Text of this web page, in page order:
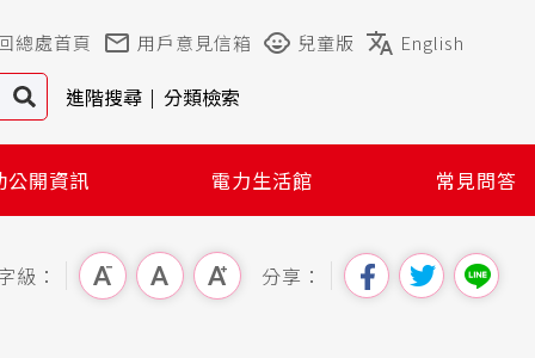
總處首頁 用戶意見信箱 兒童版 English
進階搜尋 分類檢索
公開資訊 電力生活館 常見問答
級： 分享：